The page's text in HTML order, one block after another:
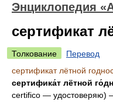
Энциклопедия
сертификат
Толкование
Перевод
сертификат лётной
сертифика́т лётной
certifico — удостоверяю)